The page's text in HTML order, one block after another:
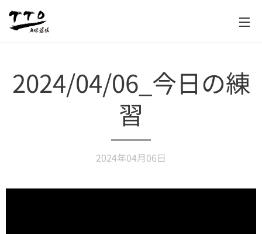
2024/04/06_今日の練
習
2024年04月06日